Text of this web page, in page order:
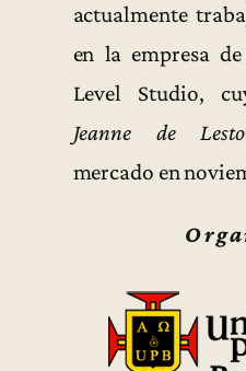
actualmente
en la empresa
Level Studio,
Jeanne de
mercado en